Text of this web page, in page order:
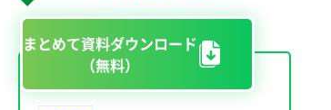
まとめて資料ダウンロード
（無料）